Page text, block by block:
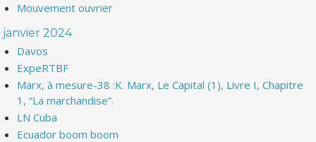
Mouvement ouvrier
janvier 2024
Davos
ExpeRTBF
Marx, à mesure-38 :K. Marx, Le Capital (1), Livre I, Chapitre
1, “La marchandise”.
LN Cuba
Ecuador boom boom